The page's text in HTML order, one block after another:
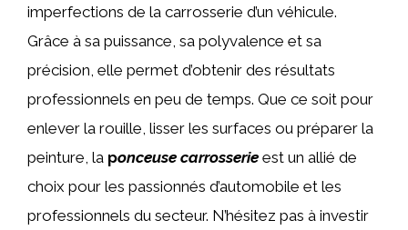
imperfections de la carrosserie d’un véhicule.
Grâce à sa puissance, sa polyvalence et sa
précision, elle permet d’obtenir des résultats
professionnels en peu de temps. Que ce soit pour
enlever la rouille, lisser les surfaces ou préparer la
peinture, la ponceuse carrosserie est un allié de
choix pour les passionnés d’automobile et les
professionnels du secteur. N’hésitez pas à investir